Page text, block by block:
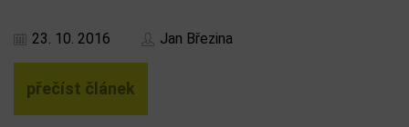
23. 10. 2016 Jan Březina
přečíst článek